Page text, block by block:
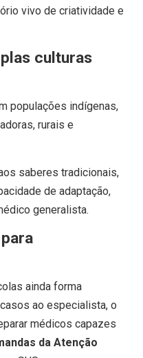
vivo de criatividade e
culturas
populações indígenas,
rurais e
saberes tradicionais,
de adaptação,
generalista.
ainda forma
ao especialista, o
médicos capazes
da Atenção